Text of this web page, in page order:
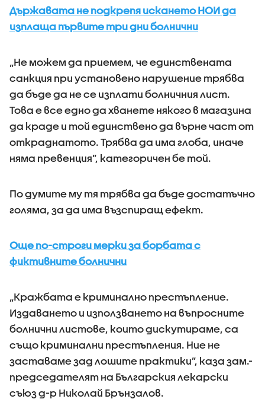
Държавата не подкрепя искането НОИ да
изплаща първите три дни болнични
„Не можем да приемем, че единствената
санкция при установено нарушение трябва
да бъде да не се изплати болничния лист.
Това е все едно да хванете някого в магазина
да краде и той единствено да върне част от
откраднатото. Трябва да има глоба, иначе
няма превенция”, категоричен бе той.
По думите му тя трябва да бъде достатъчно
голяма, за да има възспиращ ефект.
Още по-строги мерки за борбата с
фиктивните болнични
„Кражбата е криминално престъпление.
Издаването и използването на въпросните
болнични листове, които дискутираме, са
също криминални престъпления. Ние не
заставаме зад лошите практики”, каза зам.-
председателят на Българския лекарски
съюз д-р Николай Брънзалов.